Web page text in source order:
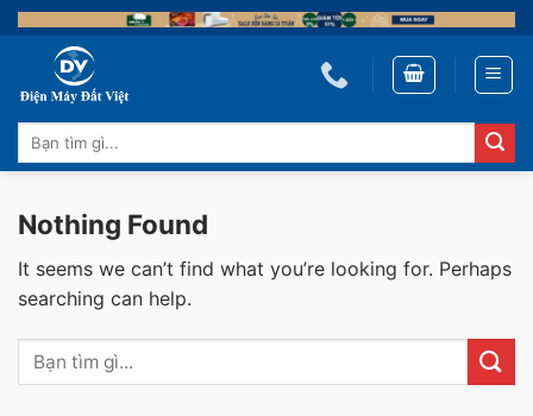
Skip
to
content
Tìm
kiếm:
Nothing Found
It seems we can’t find what you’re looking for. Perhaps
searching can help.